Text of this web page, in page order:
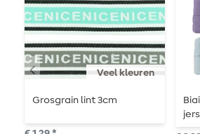
Veel kleuren
Grosgrain lint 3cm